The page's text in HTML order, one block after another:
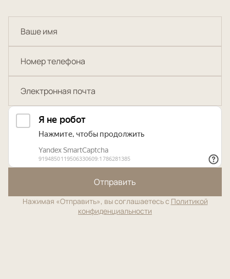
Отправить
Нажимая «Отправить», вы соглашаетесь с Политикой
конфиденциальности